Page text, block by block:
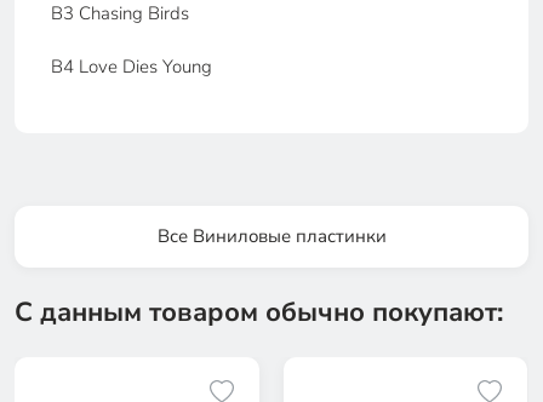
B3 Chasing Birds
B4 Love Dies Young
Все Виниловые пластинки
С данным товаром обычно покупают: